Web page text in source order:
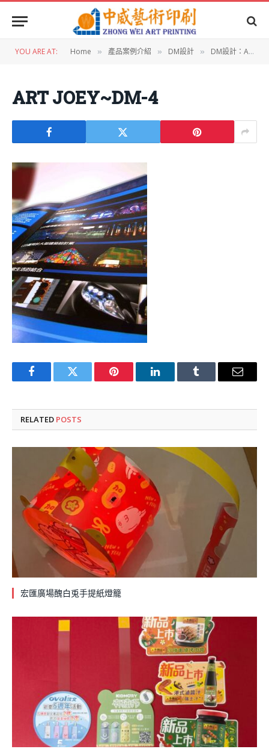
YOU ARE AT: Home » 產品案例介紹 » DM設計 » DM設計：ART JOEY＿包摺DM
ART JOEY~DM-4
FacebookTwitter Pinterest LinkedInTumblr Email
RELATED POSTS
宏匯廣場醜白兎手提紙燈籠